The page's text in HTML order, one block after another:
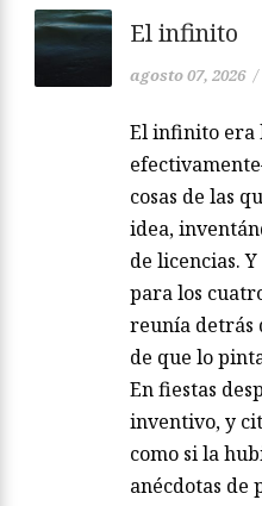
El infinito
agosto 07, 2026 /
El infinito era
cosas de las
idea,
de licencias.
para los
reunía detrás
de que lo
En fiestas
inventivo, y
como si la
anécdotas de